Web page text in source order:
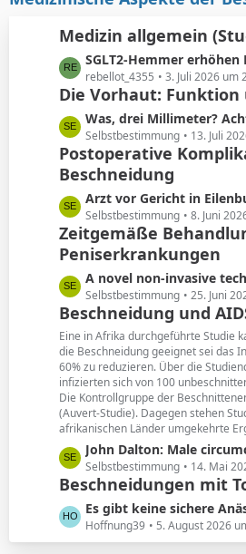
t
ä
g
e
t
e
B
e
i
t
r
ä
g
e
Medizin allgemein
L
e
t
z
t
e
B
e
i
r
ä
g
e
SGLT2-Hemmer
rebellot_4355 3. Juli 2026 um
Die Vorhaut: Funktion
L
e
t
z
e
B
e
i
t
r
ä
g
e
Was, drei Millimeter?
Selbstbestimmung 13. Juli
Postoperative
Beschneidung
L
e
t
z
e
B
e
i
t
r
ä
g
e
Arzt vor Gericht in
Selbstbestimmung 8. Juni
Zeitgemäße
Peniserkrankungen
L
e
t
z
t
e
B
e
i
r
ä
g
e
A novel non-invasive technique
Selbstbestimmung 25. Juni
Beschneidung und
Eine in Afrika durchgeführte Studie
die Beschneidung geeignet sei das
60% zu reduzieren. Über die
infizierten sich von 100
Die Kontrollgruppe der
(Auvert-Studie). Dagegen stehen
afrikanischen Länder umgekehrte
L
e
t
z
t
e
John Dalton: Male circumcision for HIV -
Selbstbestimmung 14. Mai
Beschneidungen mit
L
e
t
Es gibt keine sichere
Hoffnung39 5. August 2026